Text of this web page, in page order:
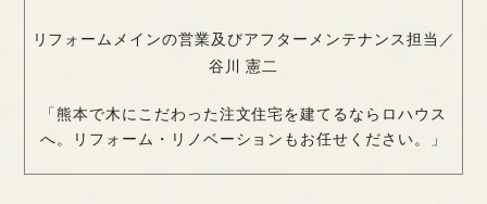
リフォームメインの営業及びアフターメンテナンス担当／
谷川 憲二
「熊本で木にこだわった注文住宅を建てるならロハウス
へ。リフォーム・リノベーションもお任せください。」